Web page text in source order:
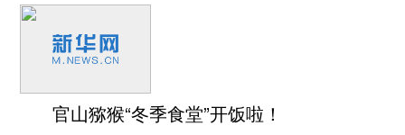
官山猕猴“冬季食堂”开饭啦！